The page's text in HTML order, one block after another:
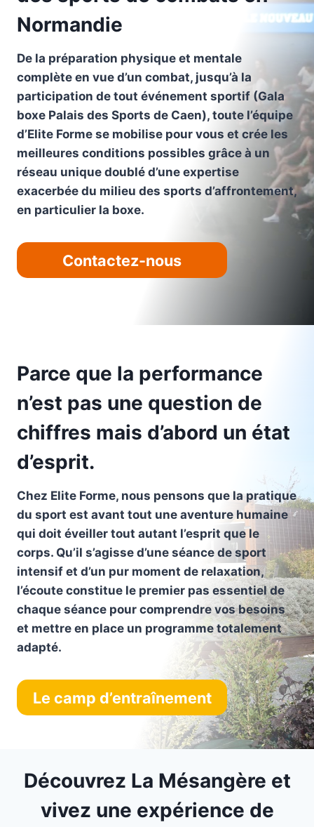
Normandie
De la préparation physique et mentale
complète en vue d’un combat, jusqu’à la
participation de tout événement sportif (Gala
boxe Palais des Sports de Caen), toute l’équipe
d’Elite Forme se mobilise pour vous et crée les
meilleures conditions possibles grâce à un
réseau unique doublé d’une expertise
exacerbée du milieu des sports d’affrontement,
en particulier la boxe.
Contactez-nous
Parce que la performance
n’est pas une question de
chiffres mais d’abord un état
d’esprit.
Chez Elite Forme, nous pensons que la pratique
du sport est avant tout une aventure humaine
qui doit éveiller tout autant l’esprit que le
corps. Qu’il s’agisse d’une séance de sport
intensif et d’un pur moment de relaxation,
l’écoute constitue le premier pas essentiel de
chaque séance pour comprendre vos besoins
et mettre en place un programme totalement
adapté.
Le camp d’entraînement
Découvrez La Mésangère et
vivez une expérience de